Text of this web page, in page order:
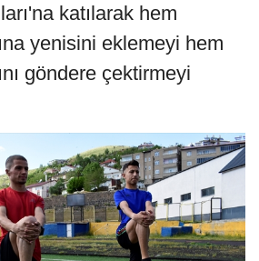
katılarak hem
yenisini eklemeyi hem
göndere çektirmeyi